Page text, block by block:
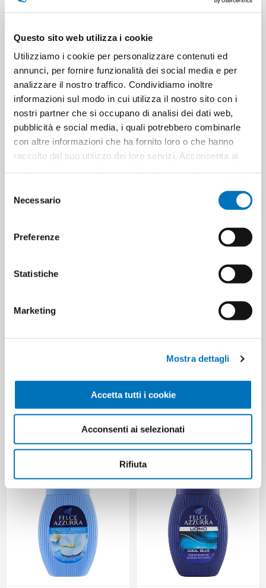
Questo sito web utilizza i cookie
Utilizziamo i cookie per personalizzare contenuti ed
annunci, per fornire funzionalità dei social media e per
analizzare il nostro traffico. Condividiamo inoltre
informazioni sul modo in cui utilizza il nostro sito con i
nostri partner che si occupano di analisi dei dati web,
pubblicità e social media, i quali potrebbero combinarle
con altre informazioni che ha fornito loro o che hanno
raccolto dal suo utilizzo dei loro servizi. Acconsenta ai
delNecessario
Preferenze
Statistiche
Marketing
Mostra dettagli
Accetta tutti i cookie
Acconsenti ai selezionati
Rifiuta
FELCE AZZURRA DOCCIA ML
250 MICELLARE
FELCE AZZURRA DOCCIA ML
250 ORO E SPEZIE
250 UOMO POWER SPORT
ML.250 ARGAN SUBLIME
FELCE AZZURRA DOCCIA
FELCE AZZURRA MYNTH & LIME